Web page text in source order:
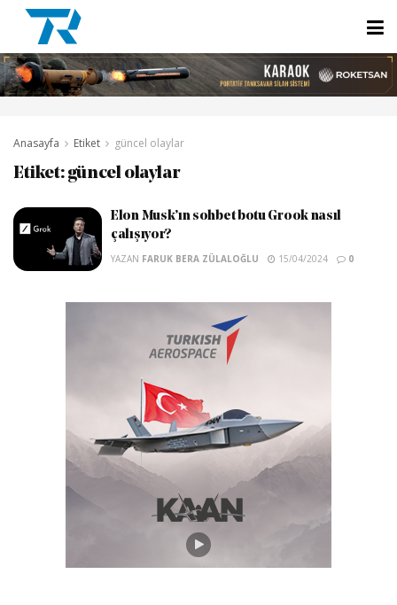
Anasayfa Etiket güncel olaylar
Etiket: güncel olaylar
Elon Musk’ın sohbet botu Grook nasıl
çalışıyor?
YAZAN FARUK BERA ZÜLALOĞLU 15/04/2024 0